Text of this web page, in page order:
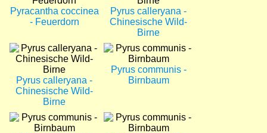
Pyracantha coccinea
- Feuerdorn
Pyrus calleryana -
Chinesische Wild-
Birne
Bild
Pyrus calleryana -
Chinesische Wild-
Birne
Bild
Pyrus communis -
Birnbaum
Bild Bild